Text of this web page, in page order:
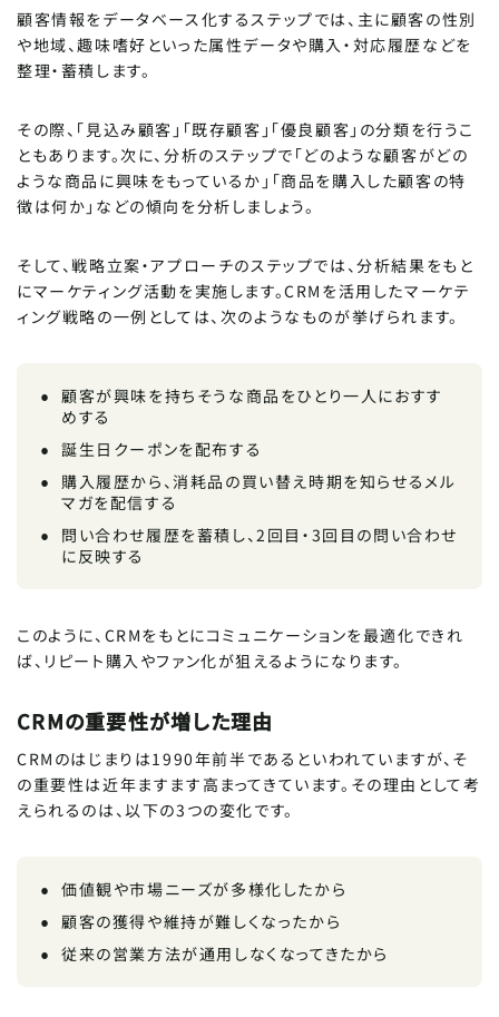
顧客情報をデータベース化するステップでは、主に顧客の性別
や地域、趣味嗜好といった属性データや購入・対応履歴などを
整理・蓄積します。
その際、「見込み顧客」「既存顧客」「優良顧客」の分類を行うこ
ともあります。次に、分析のステップで「どのような顧客がどの
ような商品に興味をもっているか」「商品を購入した顧客の特
徴は何か」などの傾向を分析しましょう。
そして、戦略立案・アプローチのステップでは、分析結果をもと
にマーケティング活動を実施します。CRMを活用したマーケテ
ィング戦略の一例としては、次のようなものが挙げられます。
顧客が興味を持ちそうな商品をひとり一人におすす
めする
誕生日クーポンを配布する
購入履歴から、消耗品の買い替え時期を知らせるメル
マガを配信する
問い合わせ履歴を蓄積し、2回目・3回目の問い合わせ
に反映する
このように、CRMをもとにコミュニケーションを最適化できれ
ば、リピート購入やファン化が狙えるようになります。
CRMの重要性が増した理由
CRMのはじまりは1990年前半であるといわれていますが、そ
の重要性は近年ますます高まってきています。その理由として考
えられるのは、以下の3つの変化です。
価値観や市場ニーズが多様化したから
顧客の獲得や維持が難しくなったから
従来の営業方法が通用しなくなってきたから